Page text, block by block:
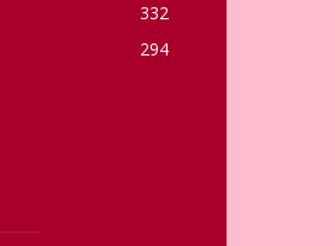
332
294